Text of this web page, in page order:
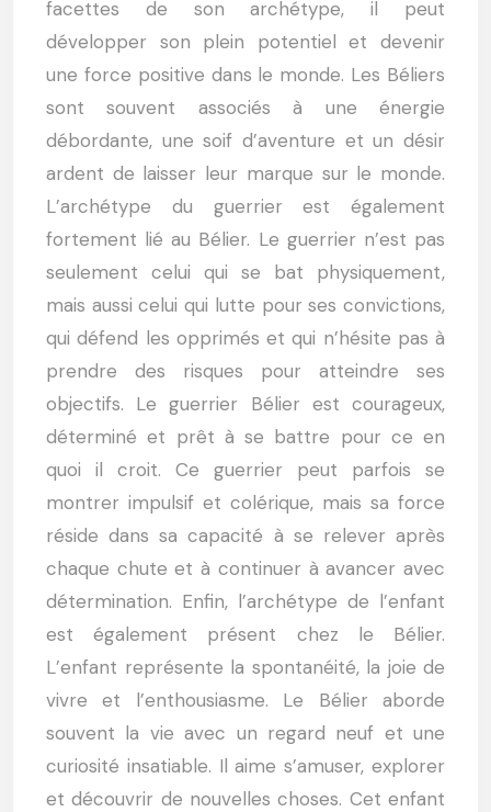
facettes de son archétype, il peut
développer son plein potentiel et devenir
une force positive dans le monde. Les Béliers
sont souvent associés à une énergie
débordante, une soif d’aventure et un désir
ardent de laisser leur marque sur le monde.
L’archétype du guerrier est également
fortement lié au Bélier. Le guerrier n’est pas
seulement celui qui se bat physiquement,
mais aussi celui qui lutte pour ses convictions,
qui défend les opprimés et qui n’hésite pas à
prendre des risques pour atteindre ses
objectifs. Le guerrier Bélier est courageux,
déterminé et prêt à se battre pour ce en
quoi il croit. Ce guerrier peut parfois se
montrer impulsif et colérique, mais sa force
réside dans sa capacité à se relever après
chaque chute et à continuer à avancer avec
détermination. Enfin, l’archétype de l’enfant
est également présent chez le Bélier.
L’enfant représente la spontanéité, la joie de
vivre et l’enthousiasme. Le Bélier aborde
souvent la vie avec un regard neuf et une
curiosité insatiable. Il aime s’amuser, explorer
et découvrir de nouvelles choses. Cet enfant